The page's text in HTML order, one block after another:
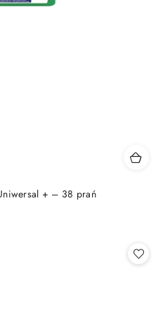
+ – 38 prań